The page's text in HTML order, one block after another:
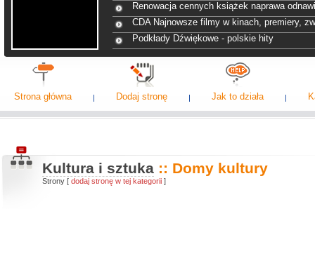
Renowacja cennych książek naprawa
CDA Najnowsze filmy w kinach, premiery,
Podkłady Dźwiękowe - polskie hity
Strona główna Dodaj stronę Jak to działa
Kultura i sztuka :: Domy kultury
Strony [ dodaj stronę w tej kategorii ]